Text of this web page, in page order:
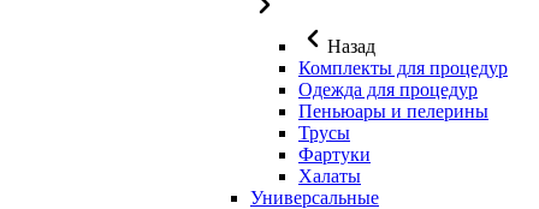
Назад
Комплекты для процедур
Одежда для процедур
Пеньюары и пелерины
Трусы
Фартуки
Халаты
Универсальные